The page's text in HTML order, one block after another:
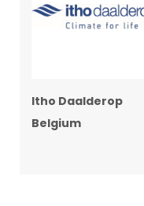
Itho Daalderop
Belgium